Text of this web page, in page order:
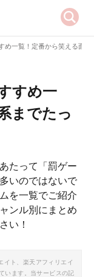
め一覧！定番から笑える面
すめ一
までたっ
たって「罰ゲー
いのではないで
を一覧でご紹介
ンル別にまとめ
い！
イト、楽天アフィリエイ
います。当サービスの記